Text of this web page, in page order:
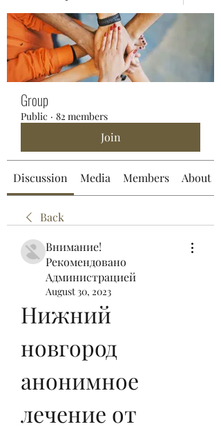
Group
Public · 82 members
Join
Discussion Media Members About
Back
Внимание!
Рекомендовано
Администрацией
August 30, 2023
Нижний
новгород
анонимное
лечение от